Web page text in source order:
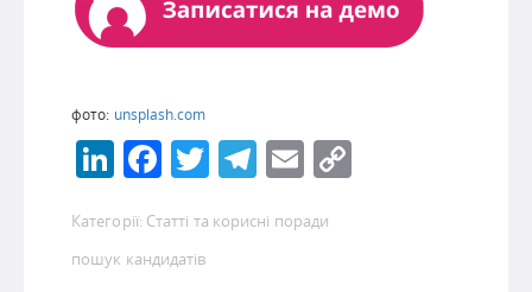
фото: unsplash.com
LinkedIn
Facebook
Twitter
Telegram
Email
Категорії: Статті та корисні поради
пошук кандидатів